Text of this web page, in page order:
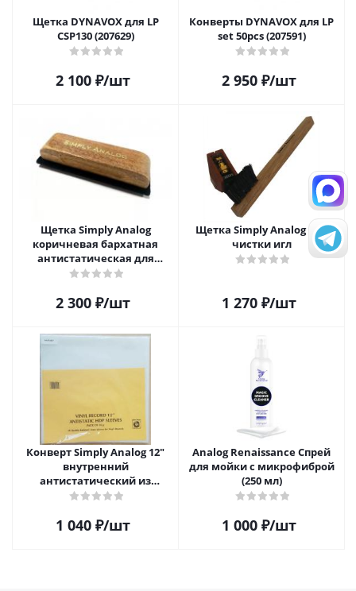
Щетка DYNAVOX для LP
CSP130 (207629)
2 100₽/шт
Конверты DYNAVOX для LP
set 50pcs (207591)
2 950₽/шт
Щетка Simply Analog
коричневая бархатная
антистатическая для
чистки виниловых
2 300₽/шт
Щетка Simply Analog для
чистки игл
1 270₽/шт
Конверт Simply Analog 12"
внутренний
антистатический из
полиэтилена для пластинок
1 040₽/шт
Analog Renaissance Спрей
для мойки с микрофиброй
(250 мл)
1 000₽/шт